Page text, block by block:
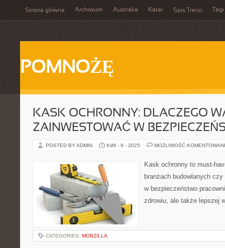
Strona główna Archiwum Australia Katar Spis Treści Tagi
POMNOŻĘ
KASK OCHRONNY: DLACZEGO
ZAINWESTOWAĆ W
POSTED BY ADMIN KWI - 9 - 2025 MOŻLIWOŚĆ
Kask ochronny to must-
branżach budowlanych
w bezpieczeństwo
zdrowiu, ale także lepszej
CATEGORIES: MOBZILLA